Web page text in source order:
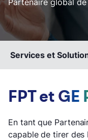
Partenaire global de
Services et
FPT et GE
En tant que
capable de tirer des